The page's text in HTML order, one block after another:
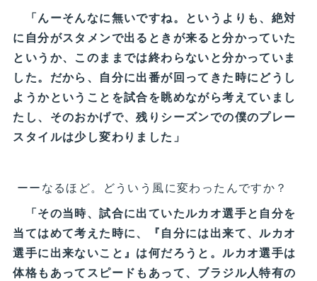
「んーそんなに無いですね。というよりも、絶対
に自分がスタメンで出るときが来ると分かっていた
というか、このままでは終わらないと分かっていま
した。だから、自分に出番が回ってきた時にどうし
ようかということを試合を眺めながら考えていまし
たし、そのおかげで、残りシーズンでの僕のプレー
スタイルは少し変わりました」
ーーなるほど。どういう風に変わったんですか？
「その当時、試合に出ていたルカオ選手と自分を
当てはめて考えた時に、『自分には出来て、ルカオ
選手に出来ないこと』は何だろうと。ルカオ選手は
体格もあってスピードもあって、ブラジル人特有の